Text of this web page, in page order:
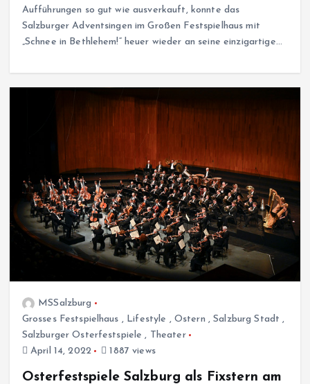
Aufführungen so gut wie ausverkauft, konnte das
Salzburger Adventsingen im Großen Festspielhaus mit
„Schnee in Bethlehem!“ heuer wieder an seine einzigartige…
MSSalzburg
Grosses Festspielhaus , Lifestyle , Ostern ,Salzburg Stadt ,
Salzburger Osterfestspiele , Theater
April 14, 2022
1887 views
Osterfestspiele Salzburg als Fixstern am